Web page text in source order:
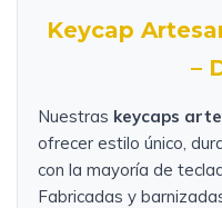
Keycap
–
Nuestras keycaps
ofrecer estilo único,
con la mayoría de
Fabricadas y